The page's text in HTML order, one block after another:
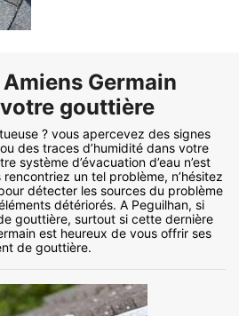
Germain
gouttière
? vous apercevez des signes
des traces d’humidité dans votre
système d’évacuation d’eau n’est
un tel problème, n’hésitez
détecter les sources du problème
détériorés. A Peguilhan, si
gouttière, surtout si cette dernière
est heureux de vous offrir ses
de gouttière.